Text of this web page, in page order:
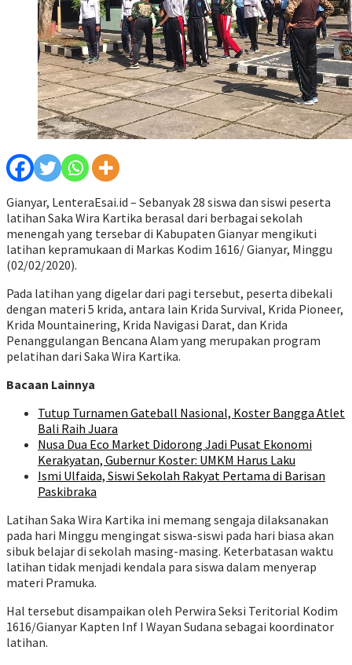
Gianyar, LenteraEsai.id – Sebanyak 28 siswa dan siswi peserta
latihan Saka Wira Kartika berasal dari berbagai sekolah
menengah yang tersebar di Kabupaten Gianyar mengikuti
latihan kepramukaan di Markas Kodim 1616/ Gianyar, Minggu
(02/02/2020).
Pada latihan yang digelar dari pagi tersebut, peserta dibekali
dengan materi 5 krida, antara lain Krida Survival, Krida Pioneer,
Krida Mountainering, Krida Navigasi Darat, dan Krida
Penanggulangan Bencana Alam yang merupakan program
pelatihan dari Saka Wira Kartika.
Bacaan Lainnya
Tutup Turnamen Gateball Nasional, Koster Bangga Atlet
Bali Raih Juara
Nusa Dua Eco Market Didorong Jadi Pusat Ekonomi
Kerakyatan, Gubernur Koster: UMKM Harus Laku
Ismi Ulfaida, Siswi Sekolah Rakyat Pertama di Barisan
Paskibraka
Latihan Saka Wira Kartika ini memang sengaja dilaksanakan
pada hari Minggu mengingat siswa-siswi pada hari biasa akan
sibuk belajar di sekolah masing-masing. Keterbatasan waktu
latihan tidak menjadi kendala para siswa dalam menyerap
materi Pramuka.
Hal tersebut disampaikan oleh Perwira Seksi Teritorial Kodim
1616/Gianyar Kapten Inf I Wayan Sudana sebagai koordinator
latihan.